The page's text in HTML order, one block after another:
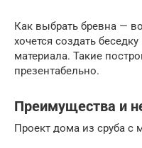
Как выбрать бревна —
хочется создать
материала. Такие
презентабельно.
Преимущества и
Проект дома из сруба с